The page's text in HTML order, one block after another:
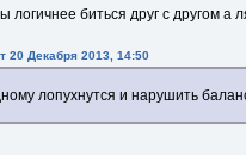
биться друг с другом а
20 Декабря 2013, 14:50
лопухнутся и нарушить